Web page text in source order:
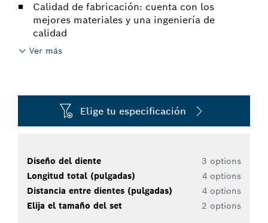
Calidad de fabricación: cuenta con los
mejores materiales y una ingeniería de
calidad
Ver más
Elige tu especificación
Diseño del diente
3 options
Longitud total (pulgadas)
4 options
Distancia entre dientes (pulgadas)
4 options
Elija el tamaño del set
2 options